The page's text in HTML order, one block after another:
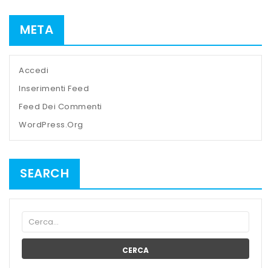
META
Accedi
Inserimenti Feed
Feed Dei Commenti
WordPress.org
SEARCH
CERCA